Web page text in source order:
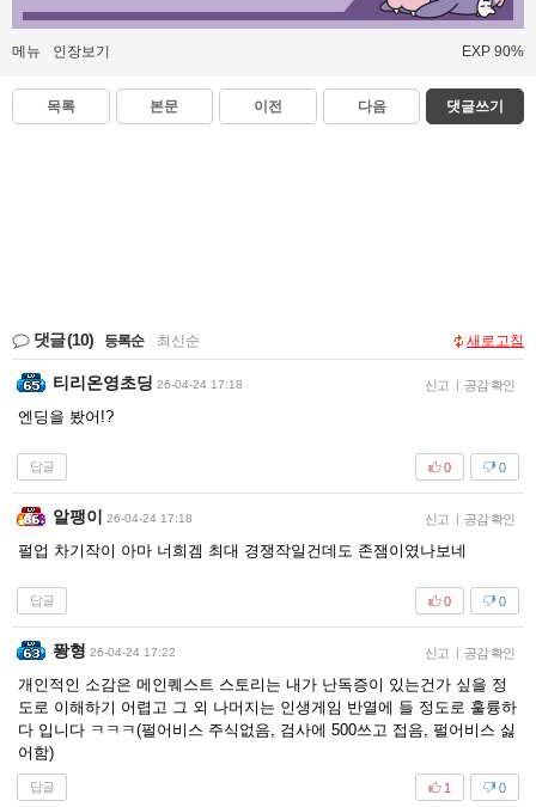
메뉴 인장보기 EXP 90%
목록 본문 이전 다음 댓글쓰기
댓글(10) 등록순 최신순 새로고침
티리온영초딩 26-04-24 17:18 신고 | 공감 확인
엔딩을 봤어!?
답글 0
0
알팽이 26-04-24 17:18 신고 | 공감 확인
펄업 차기작이 아마 너희겜 최대 경쟁작일건데도 존잼이였나보네
답글 0
0
퐝형 26-04-24 17:22 신고 | 공감 확인
개인적인 소감은 메인퀘스트 스토리는 내가 난독증이 있는건가 싶을 정
도로 이해하기 어렵고 그 외 나머지는 인생게임 반열에 들 정도로 훌륭하
다 입니다 ㅋㅋㅋ(펄어비스 주식없음, 검사에 500쓰고 접음, 펄어비스 싫
어함)
답글 0
1